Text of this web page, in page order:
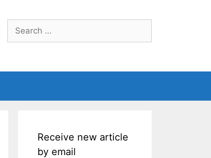
Search
for:
Receive new article
by email